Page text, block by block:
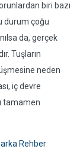
biri bazı
durum çoğu
da, gerçek
Tuşların
neden
iç devre
tamamen
Rehber